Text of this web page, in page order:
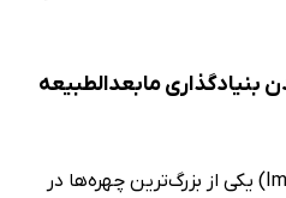
بنیادگذاری مابعدالطبیعه
ایمانوئل کانت (Immanuel Kant) یکی از بزرگ‌ترین چهره‌ها در